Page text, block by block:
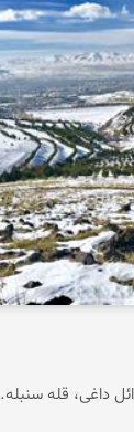
داغی، قله سنبله.